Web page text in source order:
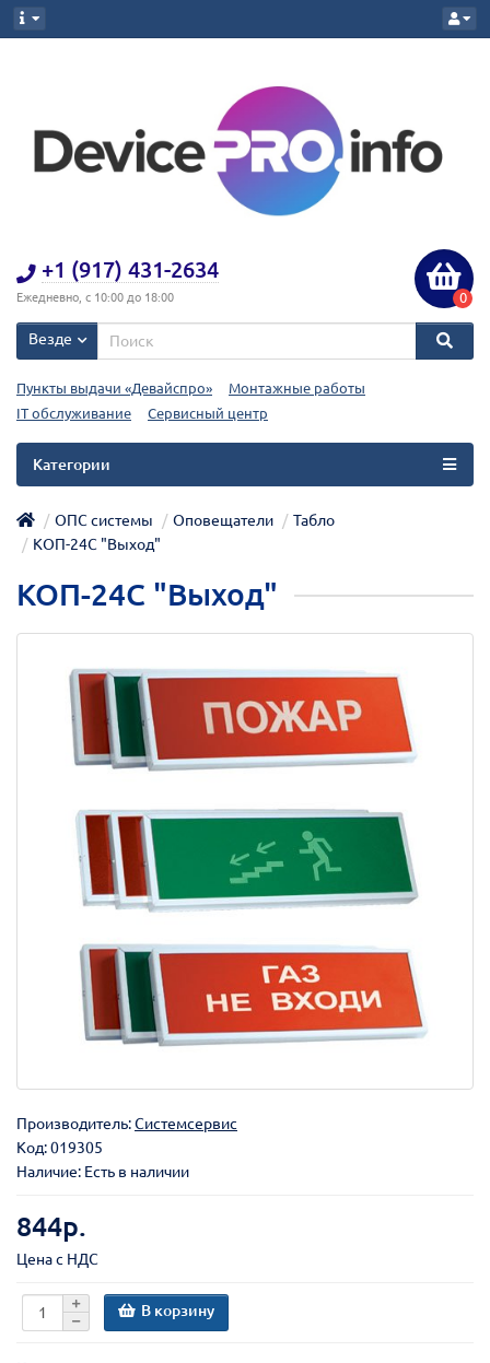
+1 (917) 431-2634
Ежедневно, с 10:00 до 18:00 0
Везде
Пункты выдачи «Девайспро»
Монтажные работы
IT обслуживание
Сервисный центр
Категории
ОПС системы Оповещатели
Табло
КОП-24С "Выход"
КОП-24С "Выход"
Производитель:Системсервис
Код:019305
Наличие: Есть в наличии
844р.
Цена с НДС
В корзину